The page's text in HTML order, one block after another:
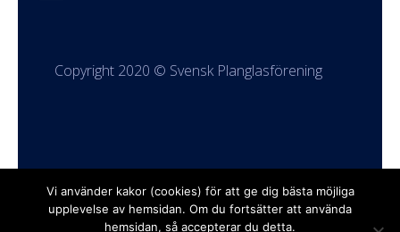
Copyright 2020 © Svensk Planglasförening
Vi använder kakor (cookies) för att ge dig bästa möjliga
upplevelse av hemsidan. Om du fortsätter att använda
hemsidan, så accepterar du detta.